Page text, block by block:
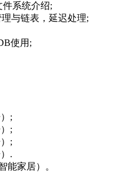
件系统介绍;
与链表，延迟处理;
使用;
;
;
;
.
能家居）。